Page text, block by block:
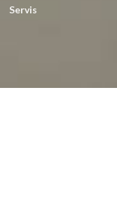
Servis